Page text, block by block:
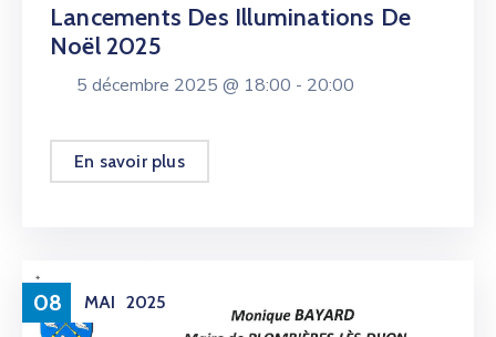
Lancements Des Illuminations De
Noël 2025
5 décembre 2025 @ 18:00 - 20:00
En savoir plus
08 MAI 2025